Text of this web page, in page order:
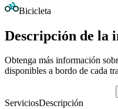
Bicicleta
Descripción de la
Obtenga más información
disponibles a bordo de cada
ServiciosDescripción